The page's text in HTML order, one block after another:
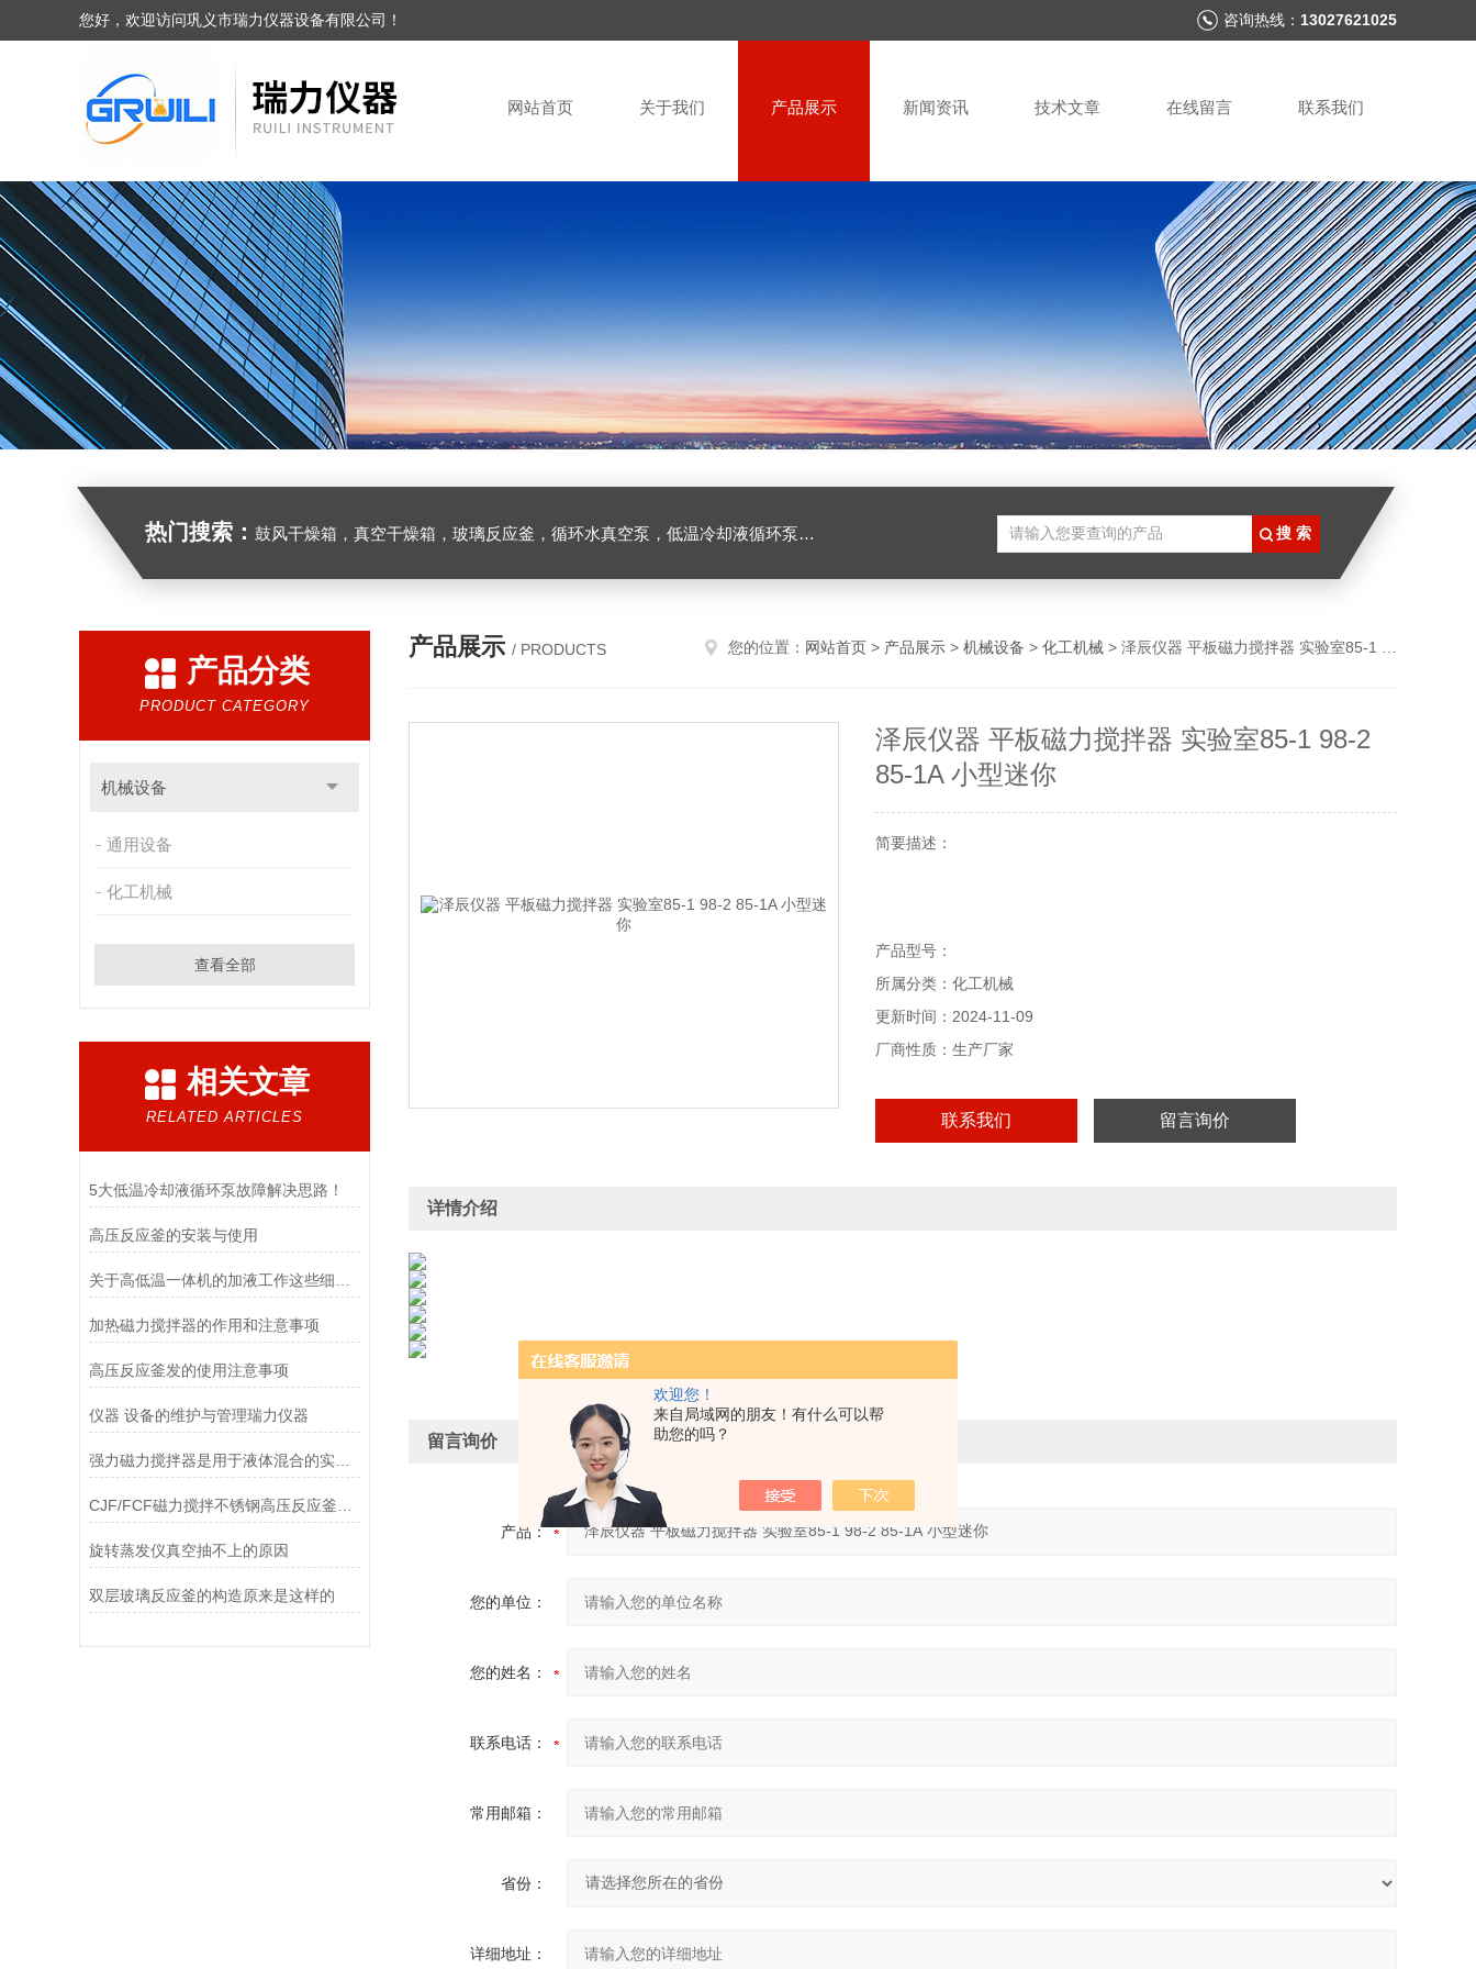
欢迎您！
来自局域网的朋友！有什么可以帮
助您的吗？
您好，欢迎访问巩义市瑞力仪器设备有限公司！ 咨询热线： 13027621025
网站首页 关于我们 产品展示 新闻资讯 技术文章 在线留言 联系我们
热门搜索： 鼓风干燥箱，真空干燥箱，玻璃反应釜，循环水真空泵，低温冷却液循环泵，旋转蒸发器等实验仪器
产品分类
PRODUCT CATEGORY
机械设备
通用设备
化工机械
查看全部
相关文章
RELATED ARTICLES
5大低温冷却液循环泵故障解决思路！
高压反应釜的安装与使用
加热磁力搅拌器的作用和注意事项
高压反应釜发的使用注意事项
仪器 设备的维护与管理瑞力仪器
旋转蒸发仪真空抽不上的原因
双层玻璃反应釜的构造原来是这样的
产品展示 / PRODUCTS 您的位置： 网站首页 > 产品展示 > 机械设备 > 化工机械 > 泽辰仪器 平板磁力搅拌器 实验室85-1 98-2 85-1A 小型迷你
泽辰仪器 平板磁力搅拌器 实验室85-1 98-2
85-1A 小型迷你
简要描述：
产品型号：
所属分类：化工机械
更新时间：2024-11-09
厂商性质：生产厂家
联系我们 留言询价
详情介绍
留言询价
产品：
您的单位：
您的姓名：
联系电话：
常用邮箱：
省份：
详细地址：